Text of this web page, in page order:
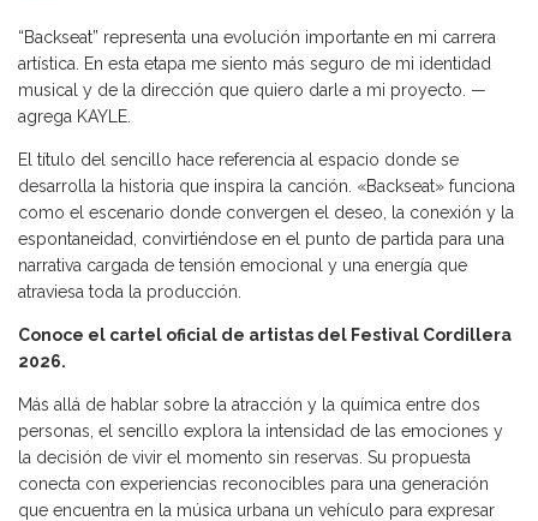
“Backseat” representa una evolución importante en mi carrera
artística. En esta etapa me siento más seguro de mi identidad
musical y de la dirección que quiero darle a mi proyecto. —
agrega KAYLE.
El título del sencillo hace referencia al espacio donde se
desarrolla la historia que inspira la canción. «Backseat» funciona
como el escenario donde convergen el deseo, la conexión y la
espontaneidad, convirtiéndose en el punto de partida para una
narrativa cargada de tensión emocional y una energía que
atraviesa toda la producción.
Conoce el cartel oficial de artistas del Festival Cordillera
2026.
Más allá de hablar sobre la atracción y la química entre dos
personas, el sencillo explora la intensidad de las emociones y
la decisión de vivir el momento sin reservas. Su propuesta
conecta con experiencias reconocibles para una generación
que encuentra en la música urbana un vehículo para expresar